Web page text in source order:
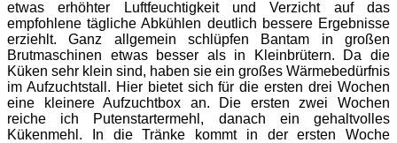
etwas erhöhter Luftfeuchtigkeit und Verzicht auf das
empfohlene tägliche Abkühlen deutlich bessere Ergebnisse
erziehlt. Ganz allgemein schlüpfen Bantam in großen
Brutmaschinen etwas besser als in Kleinbrütern. Da die
Küken sehr klein sind, haben sie ein großes Wärmebedürfnis
im Aufzuchtstall. Hier bietet sich für die ersten drei Wochen
eine kleinere Aufzuchtbox an. Die ersten zwei Wochen
reiche ich Putenstartermehl, danach ein gehaltvolles
Kükenmehl. In die Tränke kommt in der ersten Woche